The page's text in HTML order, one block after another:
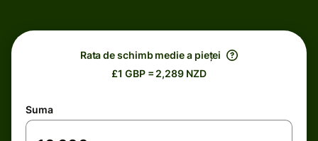
Rata de schimb medie a pieței
£1 GBP = 2,289 NZD
Suma